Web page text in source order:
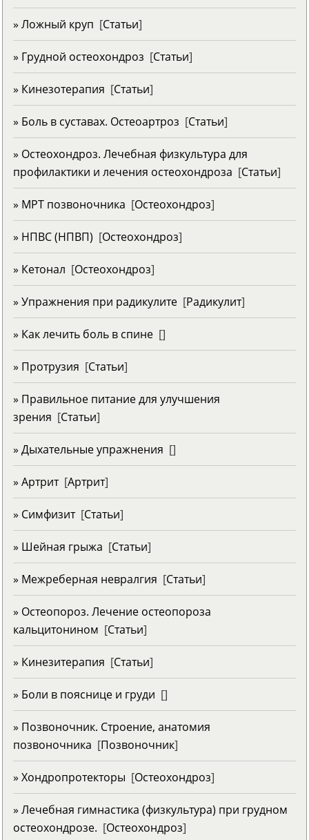
» Ложный круп [Статьи]
» Грудной остеохондроз [Статьи]
» Кинезотерапия [Статьи]
» Боль в суставах. Остеоартроз [Статьи]
» Остеохондроз. Лечебная физкультура для
профилактики и лечения остеохондроза [Статьи]
» МРТ позвоночника [Остеохондроз]
» НПВС (НПВП) [Остеохондроз]
» Кетонал [Остеохондроз]
» Упражнения при радикулите [Радикулит]
» Как лечить боль в спине []
» Протрузия [Статьи]
» Правильное питание для улучшения
зрения [Статьи]
» Дыхательные упражнения []
» Артрит[Артрит]
» Симфизит[Статьи]
» Шейная грыжа [Статьи]
» Межреберная невралгия [Статьи]
» Остеопороз. Лечение остеопороза
кальцитонином [Статьи]
» Кинезитерапия [Статьи]
» Боли в пояснице и груди []
» Позвоночник. Строение, анатомия
позвоночника [Позвоночник]
» Хондропротекторы [Остеохондроз]
» Лечебная гимнастика (физкультура) при грудном
остеохондрозе. [Остеохондроз]